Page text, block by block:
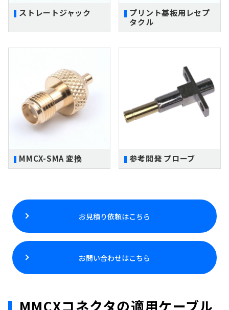
ストレートジャック
プリント基板用レセプ
タクル
MMCX-SMA 変換 参考開発 プローブ
お見積り依頼はこちら
お問い合わせはこちら
MMCXコネクタの適用ケーブル